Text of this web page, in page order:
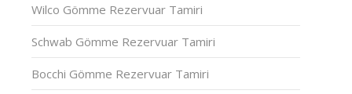
Wilco Gömme Rezervuar Tamiri
Schwab Gömme Rezervuar Tamiri
Bocchi Gömme Rezervuar Tamiri